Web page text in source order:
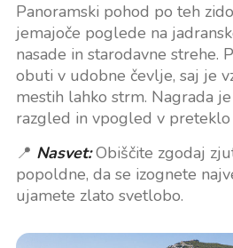
Panoramski pohod po teh
jemajoče poglede na
nasade in starodavne strehe.
obuti v udobne čevlje, saj je
mestih lahko strm. Nagrada
razgled in vpogled v
📍 Nasvet:Obiščite zgodaj
popoldne, da se izognete
ujamete zlato svetlobo.